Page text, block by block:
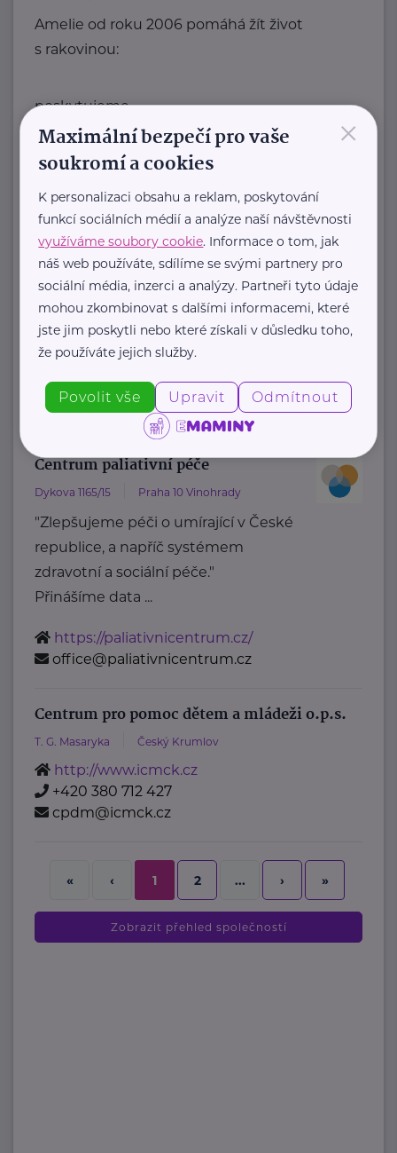
Amelie od roku 2006 pomáhá žít život
s rakovinou:
poskytujeme
psychosociální pomoc
onkologicky nemocným a ...
https://www.amelie-zs.cz/
+420 739 001 123
praha@amelie-zs.cz
Arkáda - sociálně psychologické centrum,
z.ú.
Husovo nám. Písek
+420 382 211 300
kacko@arkada-pisek.cz
Centrum paliativní péče
Dykova 1165/15 Praha 10 Vinohrady
"Zlepšujeme péči o umírající v České
republice, a napříč systémem
zdravotní a sociální péče."
Přinášíme data ...
https://paliativnicentrum.cz/
office@paliativnicentrum.cz
Centrum pro pomoc dětem a mládeži o.p.s.
T. G. Masaryka Český Krumlov
http://www.icmck.cz
+420 380 712 427
cpdm@icmck.cz
« ‹ 1 2 ... › »
Zobrazit přehled společností
×
Maximální bezpečí pro vaše
soukromí a cookies
K personalizaci obsahu a reklam, poskytování
funkcí sociálních médií a analýze naší návštěvnosti
využíváme soubory cookie. Informace o tom, jak
náš web používáte, sdílíme se svými partnery pro
sociální média, inzerci a analýzy. Partneři tyto údaje
mohou zkombinovat s dalšími informacemi, které
jste jim poskytli nebo které získali v důsledku toho,
že používáte jejich služby.
Povolit vše Upravit Odmítnout